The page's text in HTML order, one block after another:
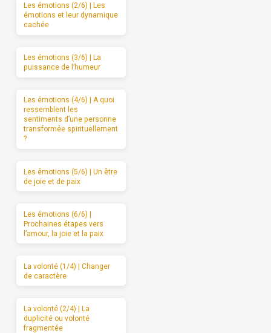
Les émotions (2/6) | Les
émotions et leur dynamique
cachée
Les émotions (3/6) | La
puissance de l’humeur
Les émotions (4/6) | A quoi
ressemblent les
sentiments d’une personne
transformée spirituellement
?
Les émotions (5/6) | Un être
de joie et de paix
Les émotions (6/6) |
Prochaines étapes vers
l’amour, la joie et la paix
La volonté (1/4) | Changer
de caractère
La volonté (2/4) | La
duplicité ou volonté
fragmentée